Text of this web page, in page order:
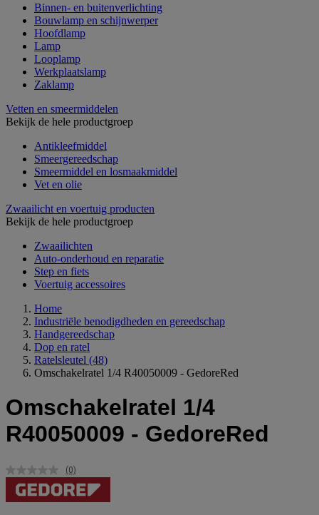
Binnen- en buitenverlichting
Bouwlamp en schijnwerper
Hoofdlamp
Lamp
Looplamp
Werkplaatslamp
Zaklamp
Vetten en smeermiddelen
Bekijk de hele productgroep
Antikleefmiddel
Smeergereedschap
Smeermiddel en losmaakmiddel
Vet en olie
Zwaailicht en voertuig producten
Bekijk de hele productgroep
Zwaailichten
Auto-onderhoud en reparatie
Step en fiets
Voertuig accessoires
Home
Industriële benodigdheden en gereedschap
Handgereedschap
Dop en ratel
Ratelsleutel (48)
Omschakelratel 1/4 R40050009 - GedoreRed
Omschakelratel 1/4
R40050009 - GedoreRed
Geen
scorewaarde.
Dezelfde
(0)